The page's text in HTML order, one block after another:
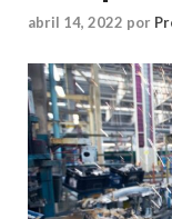
abril 14, 2022 por